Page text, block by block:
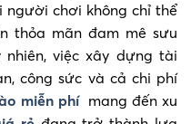
người chơi không chỉ thể
thỏa mãn đam mê sưu
việc xây dựng tài
công sức và cả chi phí
miễn phímang đến xu